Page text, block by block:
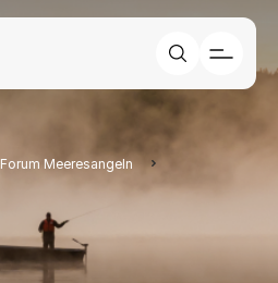
Forum Meeresangeln